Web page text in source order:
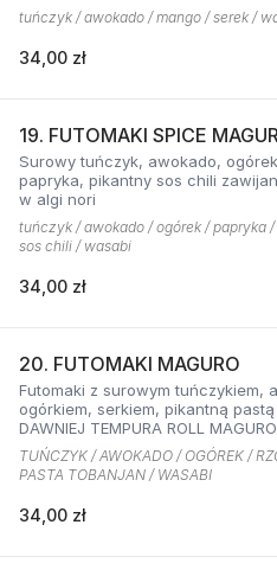
tuńczyk / awokado / mango / serek /
34,00 zł
19. FUTOMAKI SPICE
Surowy tuńczyk, awokado,
papryka, pikantny sos chili
w algi nori
tuńczyk / awokado / ogórek / papryka
sos chili / wasabi
34,00 zł
20. FUTOMAKI MAGURO
Futomaki z surowym tuńczykiem,
ogórkiem, serkiem, pikantną
DAWNIEJ TEMPURA ROLL MAGURO.
TUŃCZYK / AWOKADO / OGÓREK /
PASTA TOBANJAN / WASABI
34,00 zł